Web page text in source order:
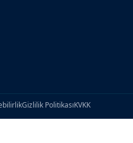
Gizlilik PolitikasıKVKK